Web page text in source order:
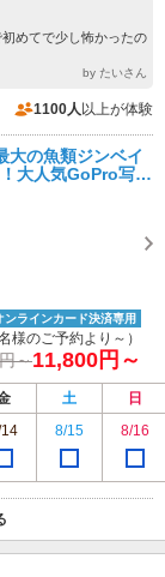
めてで少し怖かったの
by たいさん
1100人 以上が体験
大の魚類ジンベイ
大人気GoPro写真
ンラインカード決済専用
様のご予約より～）
～11,800円～
土
日
8/15 8/16